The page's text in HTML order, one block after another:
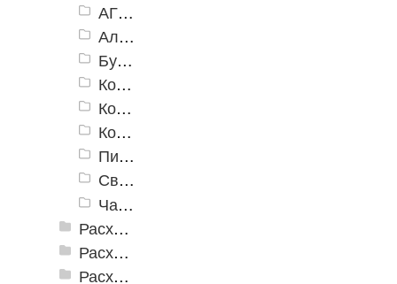
АГШК
Алмазные диски
Буры
Коронки алмазные сегментные для подрозетников
Коронки алмазные сегментные колонковые
Коронки по бетону твердосплавные
Пики-Зубила
Сверла спиральные по бетону и твердым материалам
Чашки шлифовальные алмазные
Расходные инструменты по дереву
Расходные инструменты по кафелю и стеклу
Расходные инструменты по металлу